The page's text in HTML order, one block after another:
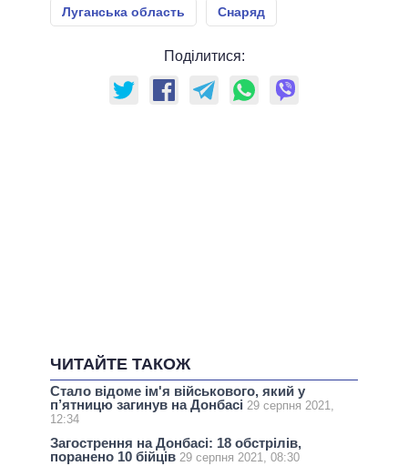
Луганська область Снаряд
Поділитися:
ЧИТАЙТЕ ТАКОЖ
Стало відоме ім'я військового, який у
п’ятницю загинув на Донбасі 29 серпня 2021,
12:34
Загострення на Донбасі: 18 обстрілів,
поранено 10 бійців 29 серпня 2021, 08:30